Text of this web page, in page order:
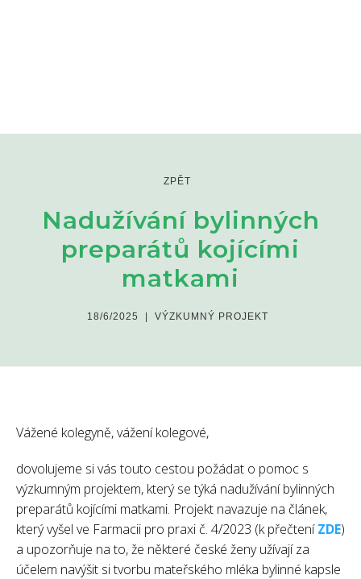
ZPĚT
Nadužívání bylinných
preparátů kojícími
matkami
18/6/2025 | VÝZKUMNÝ PROJEKT
Vážené kolegyně, vážení kolegové,
dovolujeme si vás touto cestou požádat o pomoc s
výzkumným projektem, který se týká nadužívání bylinných
preparátů kojícími matkami. Projekt navazuje na článek,
který vyšel ve Farmacii pro praxi č. 4/2023 (k přečteníZDE)
a upozorňuje na to, že některé české ženy užívají za
účelem navýšit si tvorbu mateřského mléka bylinné kapsle